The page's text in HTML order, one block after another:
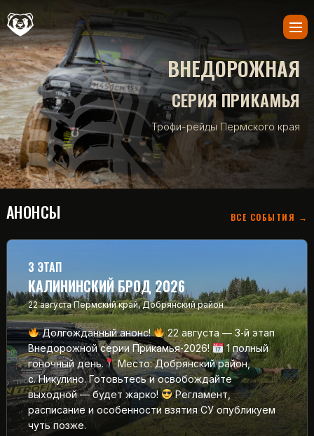
ВНЕДОРОЖНАЯ
СЕРИЯ ПРИКАМЬЯ
Трофи-рейды Пермского края
АНОНСЫ ВСЕ СОБЫТИЯ →
3 ЭТАП
КАЛИНИНСКИЙ БРОД 2026
22 августа Пермский край, Добрянский район
Долгожданный анонс!
22 августа — 3‑й этап
Внедорожной серии Прикамья‑2026!
1 полный
гоночный день.
Место: Добрянский район,
с. Никулино. Готовьтесь и освобождайте
выходной — будет жарко!
Регламент,
расписание и особенности взятия СУ опубликуем
чуть позже.